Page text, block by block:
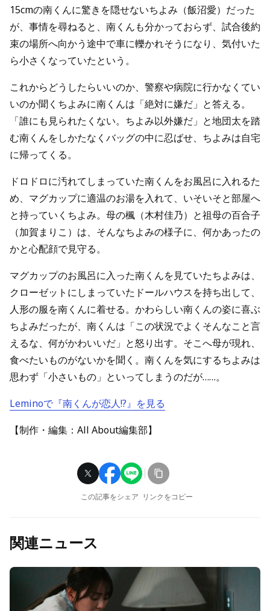
15cmの南くんに驚きを隠せないちよみ（飯沼愛）だった
が、事情を尋ねると、南くんも分かっておらず、試合後約
束の場所へ向かう途中で車に轢かれそうになり、気付いた
ら小さくなっていたという。
これからどうしたらいいのか、警察や病院に行かなくてい
いのか聞くちよみに南くんは「絶対に嫌だ」と答える。
「誰にも見られたくない。ちよみ以外嫌だ」と地団太を踏
む南くんをしかたなくバッグの中に忍ばせ、ちよみは自宅
に帰ってくる。
ドロドロに汚れてしまっていた南くんをお風呂に入れるた
め、マグカップに適温のお湯を入れて、いそいそと部屋へ
と持っていくちよみ。母の楓（木村佳乃）と祖母の百合子
（加賀まりこ）は、そんなちよみの様子に、何かあったの
かと心配顔で見守る。
マグカップのお風呂に入った南くんを見ていたちよみは、
クローゼットにしまっていたドールハウスを持ち出して、
人形の服を南くんに着せる。かわらしい南くんの姿に喜ぶ
ちよみだったが、南くんは「この状況でよくそんなこと言
えるな、何がかわいいだ」と怒り出す。そこへ母が現れ、
食べたいものがないかを聞く。南くんを気にするちよみは
思わず「小さいもの」といってしまうのだが……。
Leminoで『南くんが恋人!?』を見る
【制作・編集：All About編集部】
この記事をシェア リンクをコピー
関連ニュース